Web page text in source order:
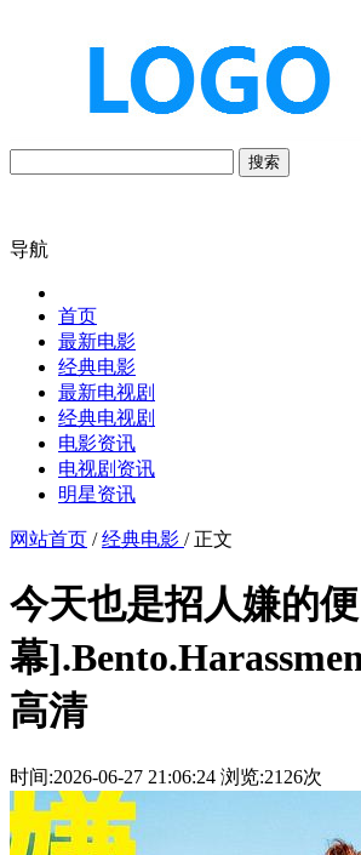
搜索
导航
首页
最新电影
经典电影
最新电视剧
经典电视剧
电影资讯
电视剧资讯
明星资讯
网站首页 /经典电影 / 正文
今天也是招人嫌的
幕
高清
时间:2026-06-27 21:06:24 浏览:2126次